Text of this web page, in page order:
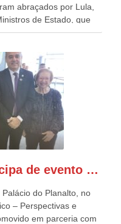
abraçados por Lula,
de Estado, que
Independência da
disse ter sido
de todos. “Há
nome, participo
Setembro, na
Este ano, o governo
para 30.000
Brasileiros
Eu, Lula e os
Gonzaga Patriota participa de evento em prol do desenvolvimento do Nordeste
do Planalto, no
– Perspectivas e
em parceria com